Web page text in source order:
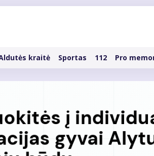
kraitė Sportas 112 Pro